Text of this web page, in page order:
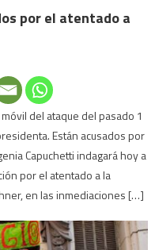
por el atentado a
del ataque del pasado 1
Están acusados por
Capuchetti indagará hoy a
por el atentado a la
en las inmediaciones […]